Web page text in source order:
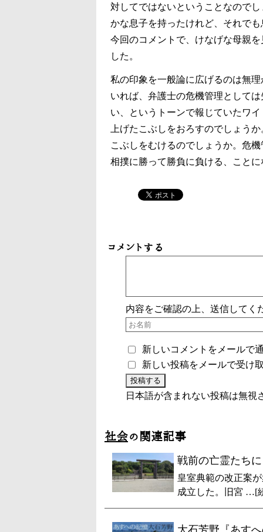
対してではないということなので
かな息子を持ったけれど、それで
今回のコメントで、けなげな母親
した。
私の印象を一般論に広げるのは無
いれば、弁護士の危機管理として
い、というトーンで報じていたワ
上げたこぶしをおろすのでしょう
こぶしをむけるのでしょうか。危
相撲に勝って勝負に負ける、こと
コメントする
内容をご確認の上、送信してく
新しいコメントをメールで
新しい投稿をメールで受け
日本語が含まれない投稿は無視
社会の関連記事
戦前の亡霊たち
皇室典範の改正案
成立した。旧宮 …[